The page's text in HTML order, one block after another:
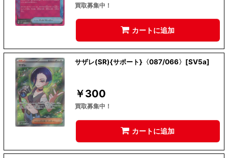
買取募集中！
カートに追加
サザレ(SR){サポート}〈087/066〉[SV5a]
￥300
買取募集中！
カートに追加